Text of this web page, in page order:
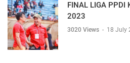
FINAL LIGA PPDI
2023
3020 Views - 18 July